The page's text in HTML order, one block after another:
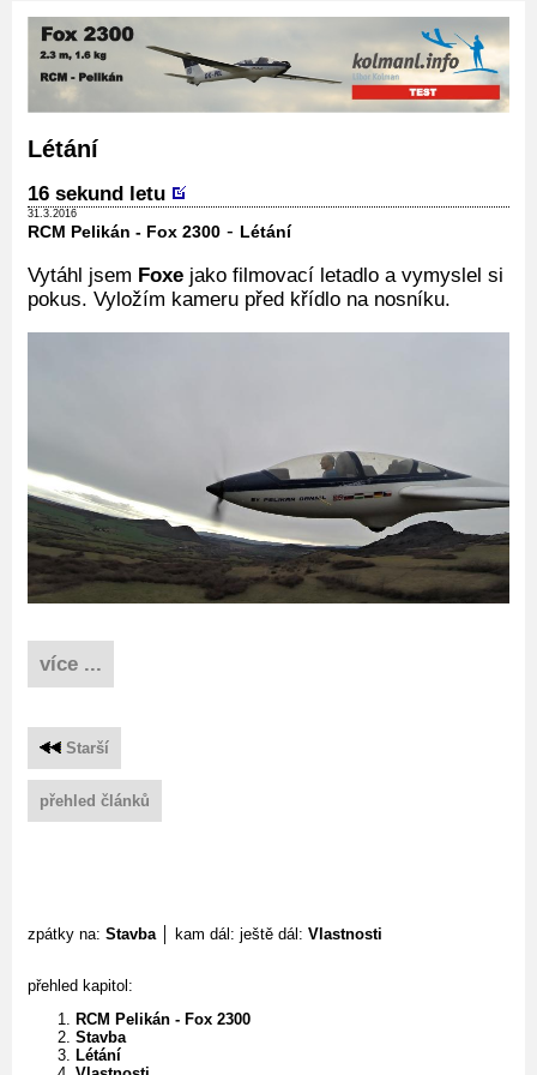
Létání
16 sekund letu
31.3.2016
RCM Pelikán - Fox 2300 - Létání
Vytáhl jsem Foxe jako filmovací letadlo a vymyslel si
pokus. Vyložím kameru před křídlo na nosníku.
více ...
Starší
přehled článků
zpátky na: Stavba│ kam dál: ještě dál: Vlastnosti
přehled kapitol:
RCM Pelikán - Fox 2300
Stavba
Létání